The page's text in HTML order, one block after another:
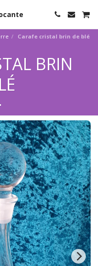
Carafe cristal brin de blé
BRIN